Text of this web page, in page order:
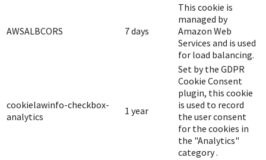
AWSALBCORS 7 days
This cookie is
managed by
Amazon Web
Services and is used
for load balancing.
cookielawinfo-checkbox-
analytics
1 year
Set by the GDPR
Cookie Consent
plugin, this cookie
is used to record
the user consent
for the cookies in
the "Analytics"
category .